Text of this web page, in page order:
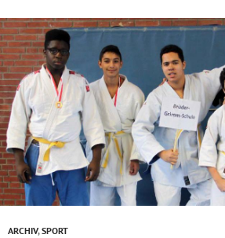
ARCHIV,SPORT